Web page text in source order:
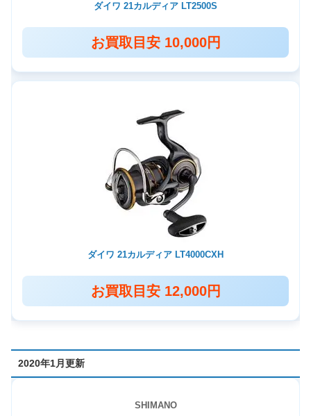
ダイワ 21カルディア LT2500S
お買取目安 10,000円
ダイワ 21カルディア LT4000CXH
お買取目安 12,000円
2020年1月更新
SHIMANO